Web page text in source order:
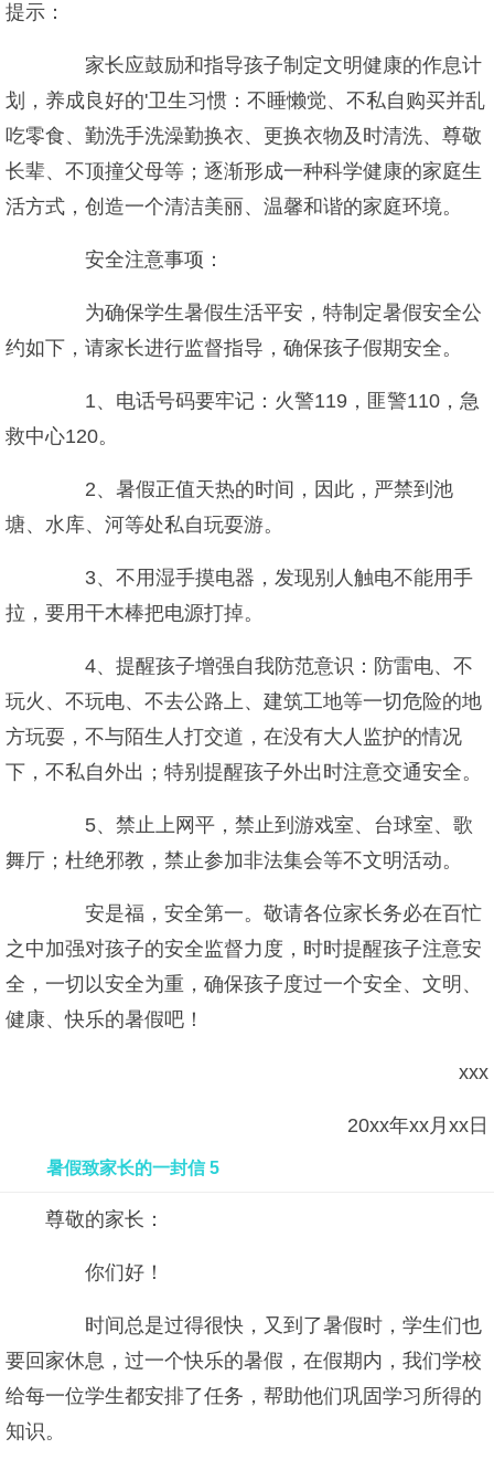
提示：
家长应鼓励和指导孩子制定文明健康的作息计
划，养成良好的'卫生习惯：不睡懒觉、不私自购买并乱
吃零食、勤洗手洗澡勤换衣、更换衣物及时清洗、尊敬
长辈、不顶撞父母等；逐渐形成一种科学健康的家庭生
活方式，创造一个清洁美丽、温馨和谐的家庭环境。
安全注意事项：
为确保学生暑假生活平安，特制定暑假安全公
约如下，请家长进行监督指导，确保孩子假期安全。
1、电话号码要牢记：火警119，匪警110，急
救中心120。
2、暑假正值天热的时间，因此，严禁到池
塘、水库、河等处私自玩耍游。
3、不用湿手摸电器，发现别人触电不能用手
拉，要用干木棒把电源打掉。
4、提醒孩子增强自我防范意识：防雷电、不
玩火、不玩电、不去公路上、建筑工地等一切危险的地
方玩耍，不与陌生人打交道，在没有大人监护的情况
下，不私自外出；特别提醒孩子外出时注意交通安全。
5、禁止上网平，禁止到游戏室、台球室、歌
舞厅；杜绝邪教，禁止参加非法集会等不文明活动。
安是福，安全第一。敬请各位家长务必在百忙
之中加强对孩子的安全监督力度，时时提醒孩子注意安
全，一切以安全为重，确保孩子度过一个安全、文明、
健康、快乐的暑假吧！
xxx
20xx年xx月xx日
暑假致家长的一封信 5
尊敬的家长：
你们好！
时间总是过得很快，又到了暑假时，学生们也
要回家休息，过一个快乐的暑假，在假期内，我们学校
给每一位学生都安排了任务，帮助他们巩固学习所得的
知识。